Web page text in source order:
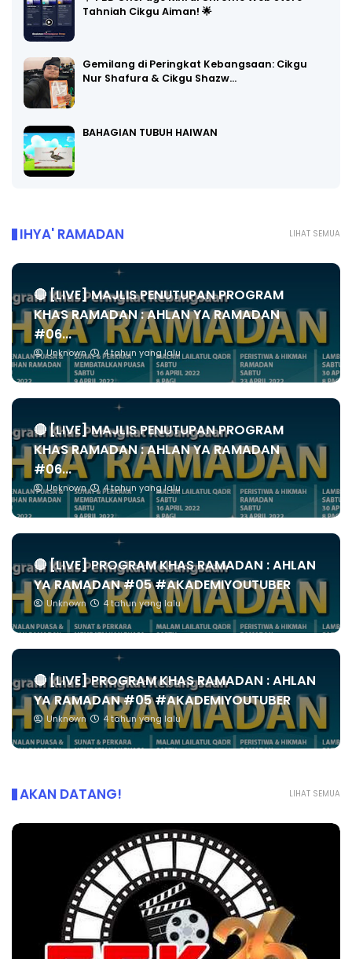
Tahniah Cikgu Aiman! 🌟
Gemilang di Peringkat Kebangsaan: Cikgu
Nur Shafura & Cikgu Shazw…
BAHAGIAN TUBUH HAIWAN
LIHAT SEMUA
IHYA' RAMADAN
🔴 [LIVE] MAJLIS PENUTUPAN PROGRAM
KHAS RAMADAN : AHLAN YA RAMADAN
#06...
Unknown 4 tahun yang lalu
🔴 [LIVE] MAJLIS PENUTUPAN PROGRAM
KHAS RAMADAN : AHLAN YA RAMADAN
#06...
Unknown 4 tahun yang lalu
🔴 [LIVE] PROGRAM KHAS RAMADAN : AHLAN
YA RAMADAN #05 #AKADEMIYOUTUBER
Unknown 4 tahun yang lalu
🔴 [LIVE] PROGRAM KHAS RAMADAN : AHLAN
YA RAMADAN #05 #AKADEMIYOUTUBER
Unknown 4 tahun yang lalu
LIHAT SEMUA
AKAN DATANG!